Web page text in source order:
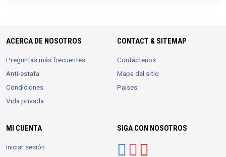
ACERCA DE NOSOTROS
Preguntas más frecuentes
Anti-estafa
Condiciones
Vida privada
CONTACT & SITEMAP
Contáctenos
Mapa del sitio
Países
MI CUENTA
Iniciar sesión
SIGA CON NOSOTROS